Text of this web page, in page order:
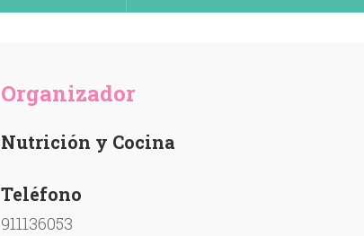
Organizador
Nutrición y Cocina
Teléfono
911136053